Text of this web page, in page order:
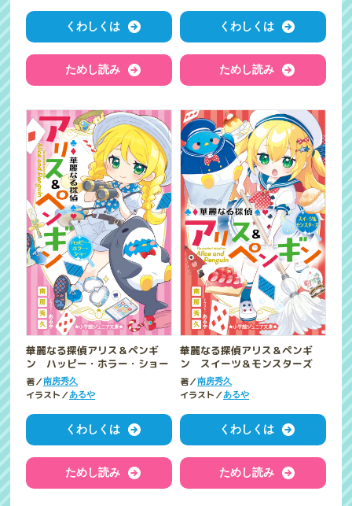
くわしくは
ためし読み
くわしくは
ためし読み
華麗なる探偵アリス＆ペンギ
ン ハッピー・ホラー・ショー
著／南房秀久
イラスト／あるや
くわしくは
ためし読み
華麗なる探偵アリス＆ペンギ
ン スイーツ＆モンスターズ
著／南房秀久
イラスト／あるや
くわしくは
ためし読み